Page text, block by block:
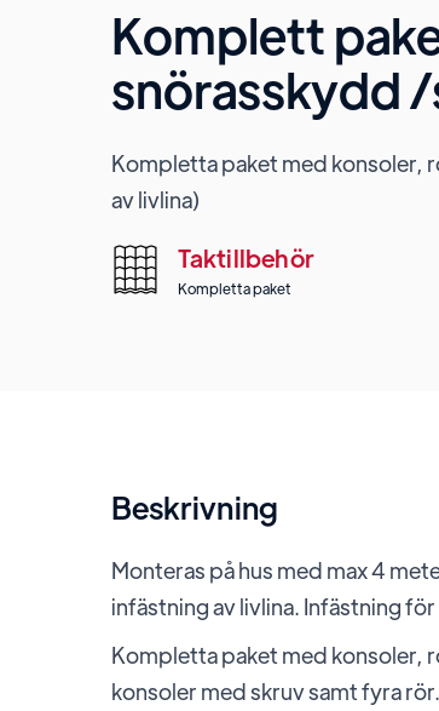
Komplett
snörasskydd
Kompletta paket med konsoler,
av livlina)
Taktillbehör
Kompletta paket
Beskrivning
Monteras på hus med max 4
infästning av livlina. Infästning
Kompletta paket med konsoler,
konsoler med skruv samt fyra rör.